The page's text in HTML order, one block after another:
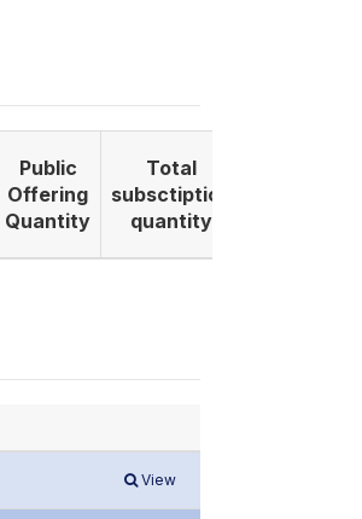
Public
Offering
Quantity
Total
subsctiption
quantity
View